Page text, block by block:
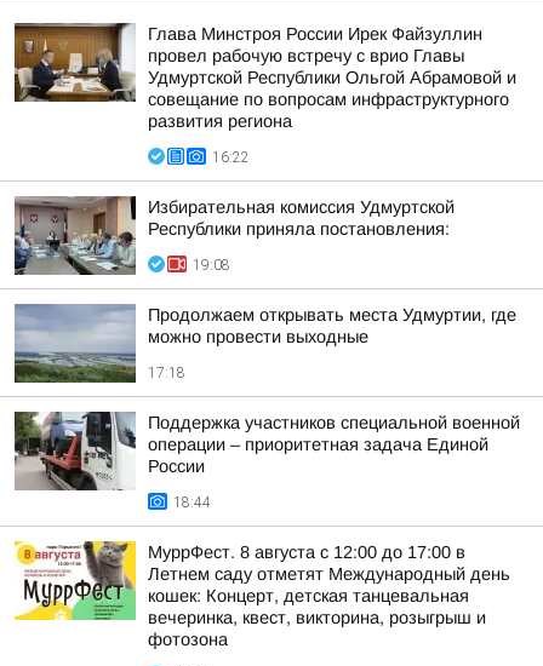
Глава Минстроя России Ирек Файзуллин
провел рабочую встречу с врио Главы
Удмуртской Республики Ольгой Абрамовой и
совещание по вопросам инфраструктурного
развития региона
16:22
Избирательная комиссия Удмуртской
Республики приняла постановления:
19:08
Продолжаем открывать места Удмуртии, где
можно провести выходные
17:18
Поддержка участников специальной военной
операции – приоритетная задача Единой
России
18:44
МуррФест. 8 августа с 12:00 до 17:00 в
Летнем саду отметят Международный день
кошек: Концерт, детская танцевальная
вечеринка, квест, викторина, розыгрыш и
фотозона